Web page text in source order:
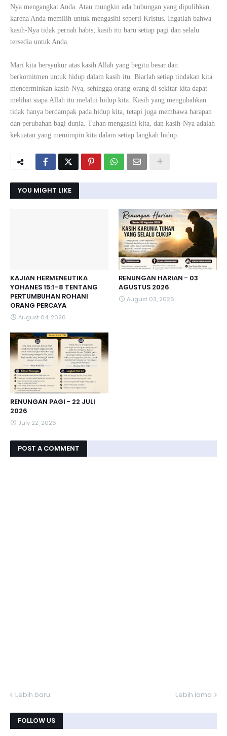
Nya mengangkat Anda. Atau mungkin ada hubungan yang dipulihkan
karena Anda memilih untuk mengasihi seperti Kristus. Ingatlah bahwa
kasih-Nya tidak pernah habis; kasih itu baru setiap pagi dan selalu
tersedia untuk Anda.
Mari kita bersyukur atas kasih Allah yang begitu besar dan
berkomitmen untuk hidup dalam kasih itu. Biarlah setiap tindakan kita
mencerminkan kasih-Nya, sehingga orang-orang di sekitar kita dapat
melihat siapa Allah itu melalui hidup kita. Kasih yang mengubahkan
tidak hanya berdampak pada hidup kita, tetapi juga membawa harapan
dan perubahan bagi dunia. Tuhan mengasihi kita, dan kasih-Nya adalah
kekuatan yang memimpin kita dalam setiap langkah hidup.
YOU MIGHT LIKE
KAJIAN HERMENEUTIKA
YOHANES 15:1–8 TENTANG
PERTUMBUHAN ROHANI
ORANG PERCAYA
August 04, 2026
RENUNGAN HARIAN - 03
AGUSTUS 2026
August 03, 2026
RENUNGAN PAGI - 22 JULI
2026
July 22, 2026
POST A COMMENT
Lebih baru Lebih lama
FOLLOW US